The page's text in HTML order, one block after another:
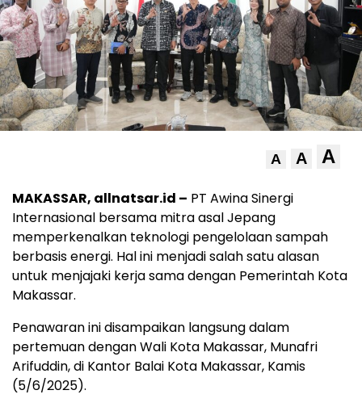
A A A
MAKASSAR, allnatsar.id – PT Awina Sinergi
Internasional bersama mitra asal Jepang
memperkenalkan teknologi pengelolaan sampah
berbasis energi. Hal ini menjadi salah satu alasan
untuk menjajaki kerja sama dengan Pemerintah Kota
Makassar.
Penawaran ini disampaikan langsung dalam
pertemuan dengan Wali Kota Makassar, Munafri
Arifuddin, di Kantor Balai Kota Makassar, Kamis
(5/6/2025).